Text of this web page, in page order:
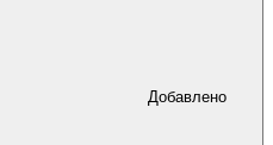
Добавлено